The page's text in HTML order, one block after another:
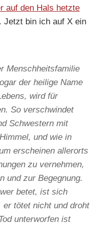
auf den Hals hetzte
. Jetzt bin ich auf X ein
Menschheitsfamilie
der heilige Name
wird für
So verschwindet
Schwestern mit
und wie in
erscheinen allerorts
zu vernehmen,
und zur Begegnung.
betet, ist sich
tötet nicht und droht
unterworfen ist